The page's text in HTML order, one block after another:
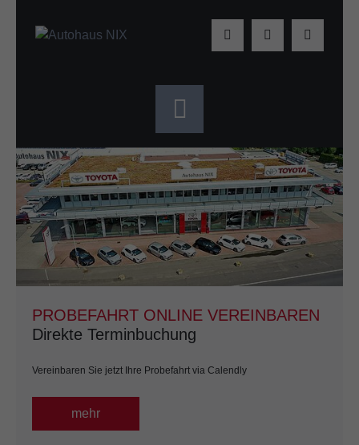
PROBEFAHRT ONLINE VEREINBAREN
Direkte Terminbuchung
Vereinbaren Sie jetzt Ihre Probefahrt via Calendly
mehr